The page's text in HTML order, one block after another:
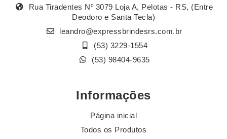
Rua Tiradentes Nº 3079 Loja A, Pelotas - RS, (Entre
Deodoro e Santa Tecla)
leandro@expressbrindesrs.com.br
(53) 3229-1554
(53) 98404-9635
Informações
Página inicial
Todos os Produtos